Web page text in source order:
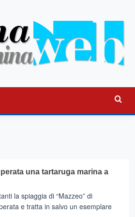
una tartaruga marina a
la spiaggia di “Mazzeo” di
e tratta in salvo un esemplare